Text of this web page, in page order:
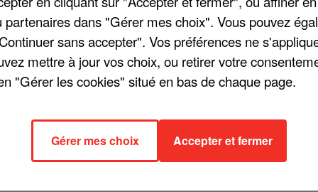
ne s'est pas déroulé comme prévu. Alors qu'elle a pris l'habitude de
l'artiste n'a pas pu à cause d'une chute de tension. Elle a a
de scène... Beaucoup de fatigue morale et physique. Mille
et faire des photos avec vous ! ». Tal a ensuite conclu : «
». On lui souhaite bon rétablissement !
partenaires dans "Gérer mes choix". Vous pouvez
sans accepter". Vos préférences ne
mettre à jour vos choix, ou retirer votre
"Gérer les cookies" situé en bas de chaque page.
Gérer mes choix Accepter et fermer